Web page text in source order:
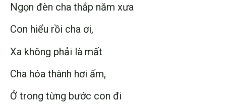
Ngọn đèn cha thắp năm xưa
Con hiểu rồi cha ơi,
Xa không phải là mất
Cha hóa thành hơi ấm,
Ở trong từng bước con đi